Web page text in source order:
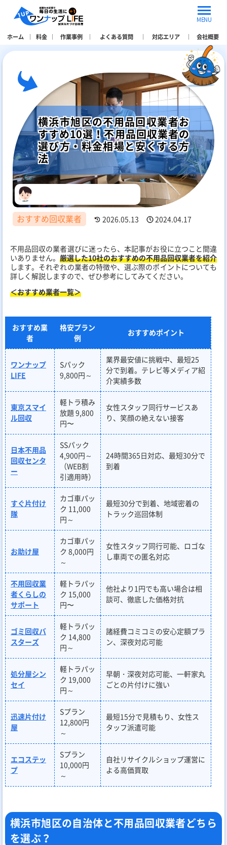
MENU
ホーム
料金 作業事例 よくある質問 対応エリア 会社概要
横浜市旭区の不用品回収業者お
すすめ10選！不用品回収業者の
選び方・料金相場と安くする方
法
おすすめ回収業者 2026.05.13 2024.04.17
不用品回収の業者選びに迷ったら、本記事がお役に立つこと間違
いありません。 厳選した10社のおすすめの不用品回収業者を紹介
します。それぞれの業者の特徴や、選ぶ際のポイントについても
詳しく解説しますので、ぜひ参考にしてみてください。
＜おすすめ業者一覧＞
おすすめ業
者
格安プラン
例
おすすめポイント
ワンナップ
LIFE
Sパック
9,800円～
業界最安値に挑戦中、最短25
分で到着。テレビ等メディア紹
介実績多数
東京スマイ
ル回収
軽トラ積み
放題 9,800
円〜
女性スタッフ同行サービスあ
り、笑顔の絶えない接客
日本不用品
回収センタ
ー
SSパック
4,900円～
（WEB割
引適用時）
24時間365日対応、最短30分で
到着
すぐ片付け
隊
カゴ車パッ
ク 11,000
円～
最短30分で到着、地域密着の
トラック巡回体制
お助け屋
カゴ車パッ
ク 8,000円
～
女性スタッフ同行可能、ロゴな
し車両での匿名対応
不用回収業
者くらしの
サポート
軽トラパッ
ク 15,000
円〜
他社より1円でも高い場合は相
談可、徹底した価格対抗
ゴミ回収バ
スターズ
軽トラパッ
ク 14,800
円～
諸経費コミコミの安心定額プラ
ン、深夜対応可能
処分屋シン
セイ
軽トラパッ
ク 19,000
円～
早朝・深夜対応可能、一軒家丸
ごとの片付けに強い
迅速片付け
屋
Sプラン
12,800円
～
最短15分で見積もり、女性ス
タッフ派遣可能
エコステッ
プ
Sプラン
10,000円
～
自社リサイクルショップ運営に
よる高価買取
横浜市旭区の自治体と不用品回収業者どちら
を選ぶ？